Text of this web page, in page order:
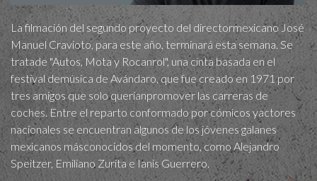
La filmación del segundo proyecto del directormexicano José
Manuel Cravioto, para este año, terminará esta semana. Se
tratade "Autos, Mota y Rocanrol", una cinta basada en el
festival demúsica de Avándaro, que fue creado en 1971 por
tres amigos que solo queríanpromover las carreras de
coches. Entre el reparto conformado por cómicos yactores
nacionales se encuentran algunos de los jóvenes galanes
mexicanos másconocidos del momento, como Alejandro
Speitzer, Emiliano Zurita e Ianis Guerrero.